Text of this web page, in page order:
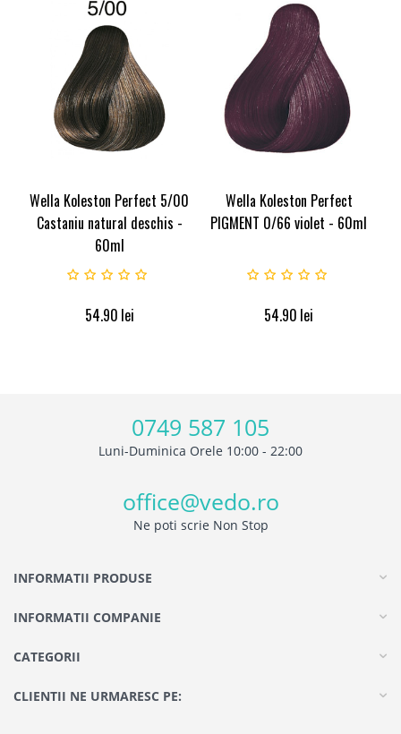
Wella Koleston Perfect 5/00
Castaniu natural deschis -
60ml
54.90 lei
Wella Koleston Perfect
PIGMENT 0/66 violet - 60ml
54.90 lei
0749 587 105
Luni-Duminica Orele 10:00 - 22:00
office@vedo.ro
Ne poti scrie Non Stop
INFORMATII PRODUSE
INFORMATII COMPANIE
CATEGORII
CLIENTII NE URMARESC PE: